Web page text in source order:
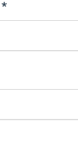
*Obligatoire